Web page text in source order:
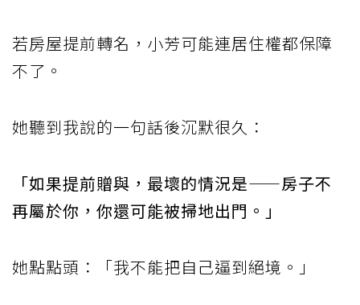
若房屋提前轉名，小芳可能連居住權都保障
不了。
她聽到我說的一句話後沉默很久：
「如果提前贈與，最壞的情況是——房子不
再屬於你，你還可能被掃地出門。」
她點點頭：「我不能把自己逼到絕境。」